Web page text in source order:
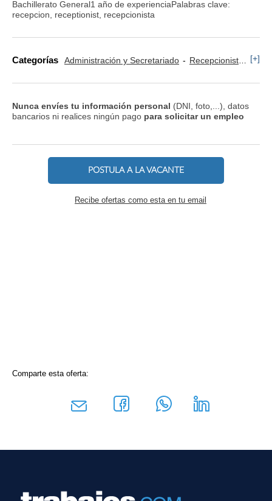
Bachillerato General1 año de experienciaPalabras clave:
recepcion, receptionist, recepcionista
Categorías Administración y Secretariado Recepcionista y Operador [+]
Nunca envíes tu información personal (DNI, foto,...), datos
bancarios ni realices ningún pago para solicitar un empleo
POSTULA A LA VACANTE
Recibe ofertas como esta en tu email
Comparte esta oferta: